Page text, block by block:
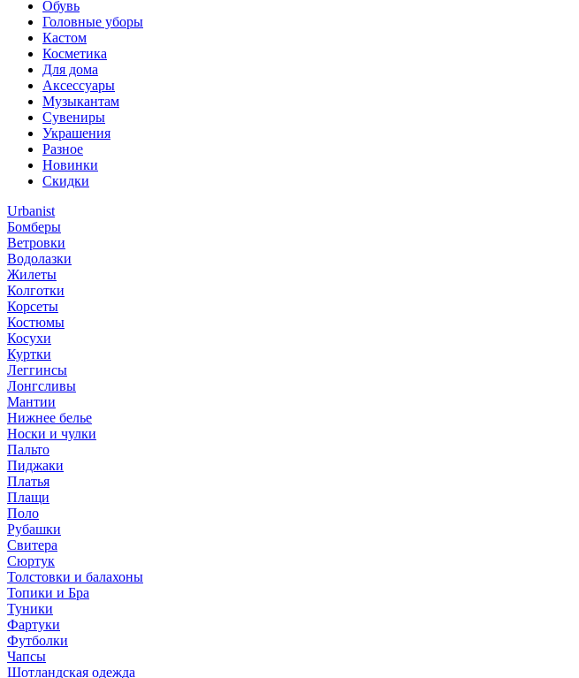
Обувь
Головные уборы
Кастом
Косметика
Для дома
Аксессуары
Музыкантам
Сувениры
Украшения
Разное
Новинки
Скидки
Urbanist
Бомберы
Ветровки
Водолазки
Жилеты
Колготки
Корсеты
Костюмы
Косухи
Куртки
Леггинсы
Лонгсливы
Мантии
Нижнее белье
Носки и чулки
Пальто
Пиджаки
Платья
Плащи
Поло
Рубашки
Свитера
Сюртук
Толстовки и балахоны
Топики и Бра
Туники
Фартуки
Футболки
Чапсы
Шотландская одежда